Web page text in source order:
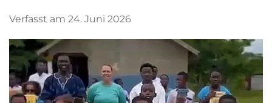
Verfasst am 24. Juni 2026